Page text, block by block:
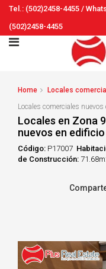
Tel.: (502)2458-4455 /
(502)2458-4455
Home
Locales
Locales comerciales nuevos
Locales en Zona
nuevos en
Código: P17007
de Construcción: